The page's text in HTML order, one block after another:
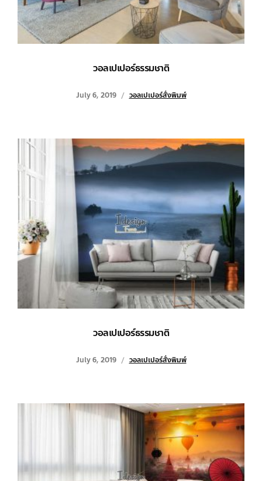
วอลเปเปอร์ธรรมชาติ
July 6, 2019 วอลเปเปอร์สั่งพิมพ์
วอลเปเปอร์ธรรมชาติ
July 6, 2019 วอลเปเปอร์สั่งพิมพ์